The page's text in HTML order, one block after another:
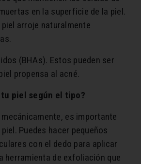
en la superficie de la piel.
arroje naturalmente
(BHAs). Estos pueden ser
propensa al acné.
piel según el tipo?
es importante
Puedes hacer pequeños
con el dedo para aplicar
herramienta de exfoliación que